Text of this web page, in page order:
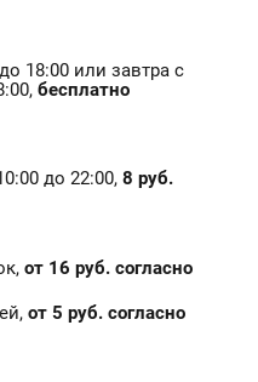
18:00 или завтра с
бесплатно
до 22:00, 8 руб.
от 16 руб. согласно
от 5 руб. согласно